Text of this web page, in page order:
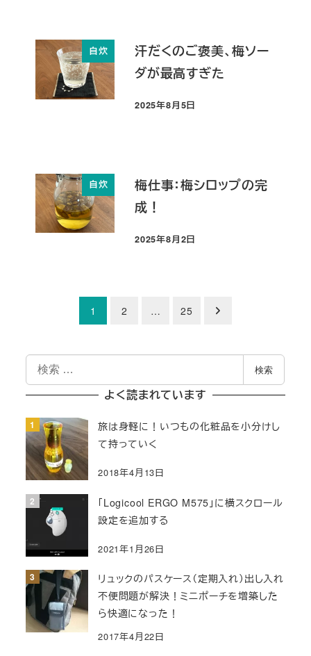
自炊
汗だくのご褒美、梅ソー
ダが最高すぎた
投稿日
2025年8月5日
自炊
梅仕事：梅シロップの完
成！
投稿日
2025年8月2日
の
ペ
ー
ジ
送
り
1 2 … 25
索
検索
よく読まれています
旅は身軽に！いつもの化粧品を小分けし
て持っていく
2018年4月13日
「Logicool ERGO M575」に横スクロール
設定を追加する
2021年1月26日
リュックのパスケース（定期入れ）出し入れ
不便問題が解決！ミニポーチを増築した
ら快適になった！
2017年4月22日